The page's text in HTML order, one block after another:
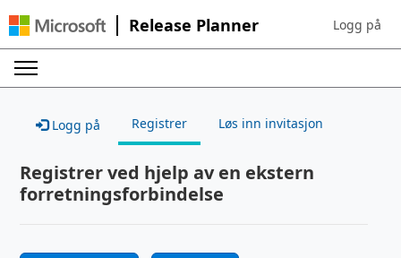
Release Planner Sign in to
Logg på
Logg på Registrer Løs inn invitasjon
Registrer ved hjelp av en ekstern
forretningsforbindelse